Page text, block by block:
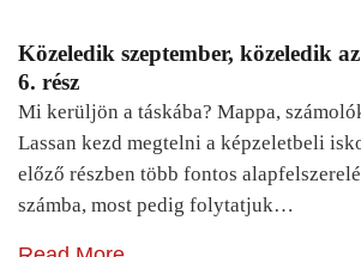
Közeledik szeptember, közeledik
6. rész
Mi kerüljön a táskába? Mappa,
Lassan kezd megtelni a képzeletbeli
előző részben több fontos
számba, most pedig folytatjuk…